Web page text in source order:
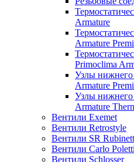
Armature
Armature
Primoclima
Узлы нижнего
Armature
Узлы нижнего
Armature
Вентили Exemet
Вентили Retrostyle
Вентили SR
Вентили Carlo Poletti
Вентили Schlosser